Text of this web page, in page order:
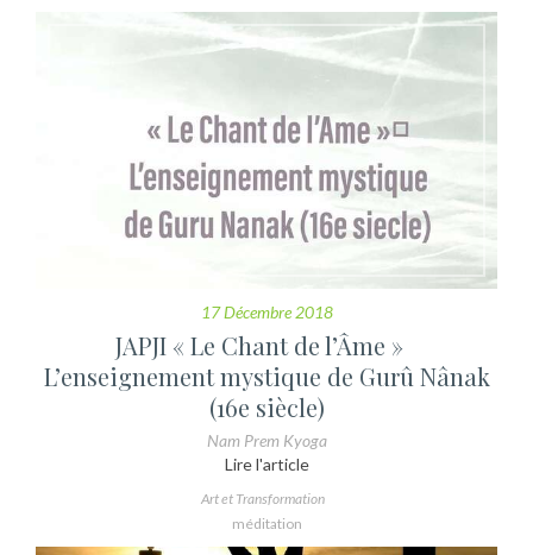
17 Décembre 2018
JAPJI « Le Chant de l’Âme »
L’enseignement mystique de Gurû Nânak
(16e siècle)
Nam Prem Kyoga
Lire l'article
Art et Transformation
méditation